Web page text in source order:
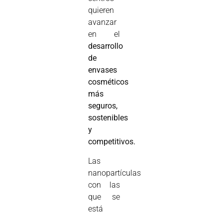
quieren
avanzar
en el
desarrollo
de
envases
cosméticos
más
seguros,
sostenibles
y
competitivos.
Las
nanopartículas
con las
que se
está